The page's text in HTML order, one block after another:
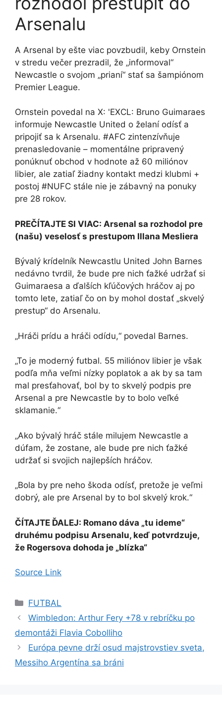
Arsenalu
A Arsenal by ešte viac povzbudil, keby Ornstein
v stredu večer prezradil, že „informoval“
Newcastle o svojom „prianí“ stať sa šampiónom
Premier League.
Ornstein povedal na X: 'EXCL: Bruno Guimaraes
informuje Newcastle United o želaní odísť a
pripojiť sa k Arsenalu. #AFC zintenzívňuje
prenasledovanie – momentálne pripravený
ponúknuť obchod v hodnote až 60 miliónov
libier, ale zatiaľ žiadny kontakt medzi klubmi +
postoj #NUFC stále nie je zábavný na ponuky
pre 28 rokov.
PREČÍTAJTE SI VIAC: Arsenal sa rozhodol pre
(našu) veselosť s prestupom Illana Mesliera
Bývalý krídelník Newcastlu United John Barnes
nedávno tvrdil, že bude pre nich ťažké udržať si
Guimaraesa a ďalších kľúčových hráčov aj po
tomto lete, zatiaľ čo on by mohol dostať „skvelý
prestup“ do Arsenalu.
„Hráči prídu a hráči odídu,“ povedal Barnes.
„To je moderný futbal. 55 miliónov libier je však
podľa mňa veľmi nízky poplatok a ak by sa tam
mal presťahovať, bol by to skvelý podpis pre
Arsenal a pre Newcastle by to bolo veľké
sklamanie.“
„Ako bývalý hráč stále milujem Newcastle a
dúfam, že zostane, ale bude pre nich ťažké
udržať si svojich najlepších hráčov.
„Bola by pre neho škoda odísť, pretože je veľmi
dobrý, ale pre Arsenal by to bol skvelý krok.“
ČÍTAJTE ĎALEJ: Romano dáva „tu ideme“
druhému podpisu Arsenalu, keď potvrdzuje,
že Rogersova dohoda je „blízka“
Source Link
Kategórie
FUTBAL
Wimbledon: Arthur Fery +78 v rebríčku po
demontáži Flavia Cobolliho
Európa pevne drží osud majstrovstiev sveta,
Messiho Argentína sa bráni